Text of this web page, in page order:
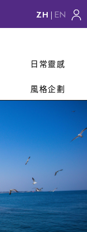
EN
日常靈感
風格企劃